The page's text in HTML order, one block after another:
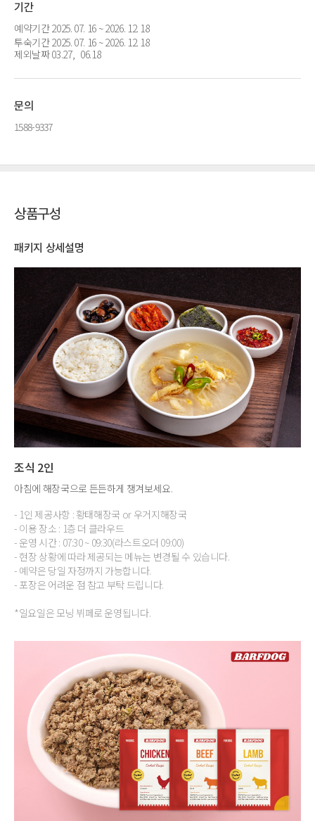
기간
예약기간 2025. 07. 16 ~ 2026. 12. 18
투숙기간 2025. 07. 16 ~ 2026. 12. 18
제외날짜 03.27, 06.18
문의
1588-9337
상품구성
패키지 상세설명
조식 2인
아침에 해장국으로 든든하게 챙겨보세요.
- 1인 제공사항 : 황태해장국 or 우거지해장국
- 이용 장소 : 1층 더 클라우드
- 운영 시간 : 07:30 ~ 09:30(라스트오더 09:00)
- 현장 상황에 따라 제공되는 메뉴는 변경될 수 있습니다.
- 예약은 당일 자정까지 가능합니다.
- 포장은 어려운 점 참고 부탁 드립니다.
*일요일은 모닝 뷔페로 운영됩니다.